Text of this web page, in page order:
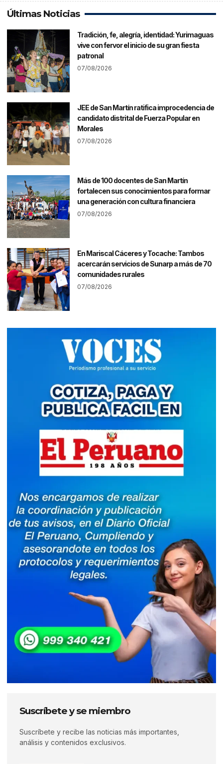
Últimas Noticias
Tradición, fe, alegría, identidad: Yurimaguas
vive con fervor el inicio de su gran fiesta
patronal
07/08/2026
JEE de San Martín ratifica improcedencia de
candidato distrital de Fuerza Popular en
Morales
07/08/2026
Más de 100 docentes de San Martín
fortalecen sus conocimientos para formar
una generación con cultura financiera
07/08/2026
En Mariscal Cáceres y Tocache: Tambos
acercarán servicios de Sunarp a más de 70
comunidades rurales
07/08/2026
Suscríbete y se miembro
Suscríbete y recibe las noticias más importantes,
análisis y contenidos exclusivos.